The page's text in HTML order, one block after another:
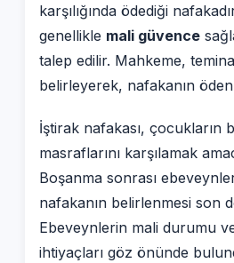
karşılığında ödediği
genellikle mali güvence
talep edilir. Mahkeme,
belirleyerek, nafakanın
İştirak nafakası, çocukların
masraflarını karşılamak
Boşanma sonrası
nafakanın belirlenmesi son
Ebeveynlerin mali durumu
ihtiyaçları göz önünde